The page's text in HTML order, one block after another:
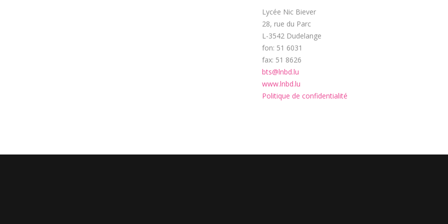
Lycée Nic Biever
28, rue du Parc
L-3542 Dudelange
fon: 51 6031
fax: 51 8626
bts@lnbd.lu
www.lnbd.lu
Politique de confidentialité